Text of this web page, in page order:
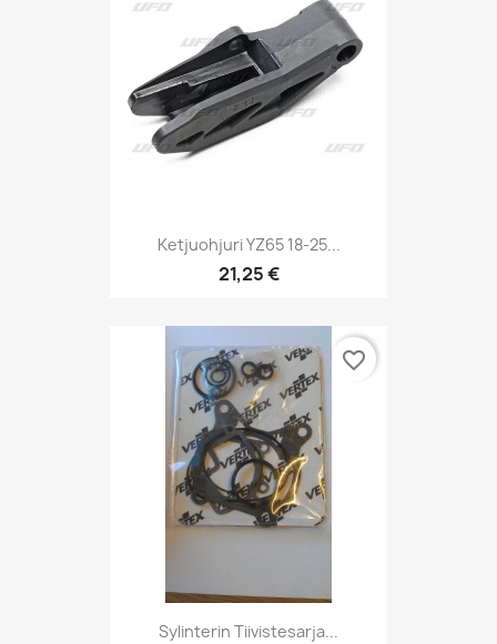
Ketjuohjuri YZ65 18-25...
21,25 €
Sylinterin Tiivistesarja...
favorite_border